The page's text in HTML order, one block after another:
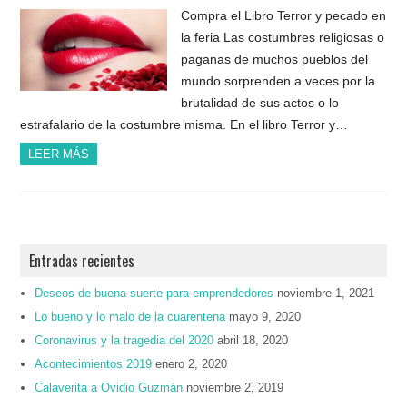
Compra el Libro Terror y pecado en
la feria Las costumbres religiosas o
paganas de muchos pueblos del
mundo sorprenden a veces por la
brutalidad de sus actos o lo
estrafalario de la costumbre misma. En el libro Terror y…
LEER MÁS
Entradas recientes
Deseos de buena suerte para emprendedores noviembre 1, 2021
Lo bueno y lo malo de la cuarentena mayo 9, 2020
Coronavirus y la tragedia del 2020 abril 18, 2020
Acontecimientos 2019 enero 2, 2020
Calaverita a Ovidio Guzmán noviembre 2, 2019